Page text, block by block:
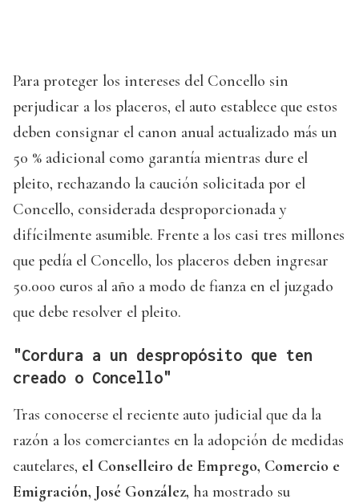
Para proteger los intereses del Concello sin
perjudicar a los placeros, el auto establece que estos
deben consignar el canon anual actualizado más un
50 % adicional como garantía mientras dure el
pleito, rechazando la caución solicitada por el
Concello, considerada desproporcionada y
difícilmente asumible. Frente a los casi tres millones
que pedía el Concello, los placeros deben ingresar
50.000 euros al año a modo de fianza en el juzgado
que debe resolver el pleito.
"Cordura a un despropósito que ten
creado o Concello"
Tras conocerse el reciente auto judicial que da la
razón a los comerciantes en la adopción de medidas
cautelares, el Conselleiro de Emprego, Comercio e
Emigración, José González, ha mostrado su